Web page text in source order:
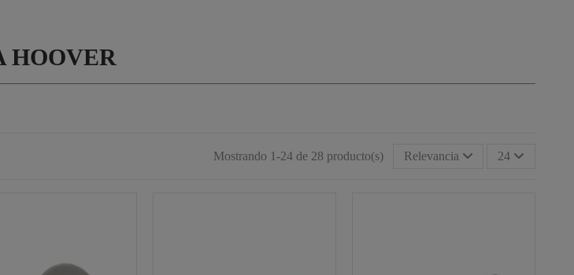
HOOVER
Mostrando 1-24 de 28 producto(s) Relevancia 24